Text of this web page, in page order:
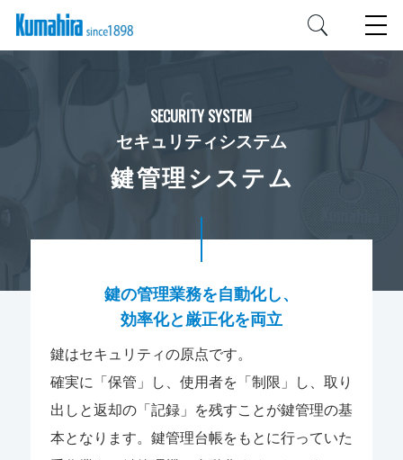
SECURITY SYSTEM
セキュリティシステム
鍵管理システム
鍵の管理業務を自動化し、
効率化と厳正化を両立
鍵はセキュリティの原点です。
確実に「保管」し、使用者を「制限」し、取り
出しと返却の「記録」を残すことが鍵管理の基
本となります。鍵管理台帳をもとに行っていた